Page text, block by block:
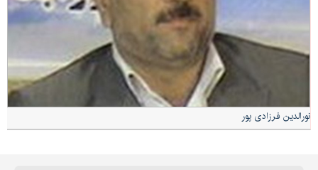
نورالدین فرزادی پور